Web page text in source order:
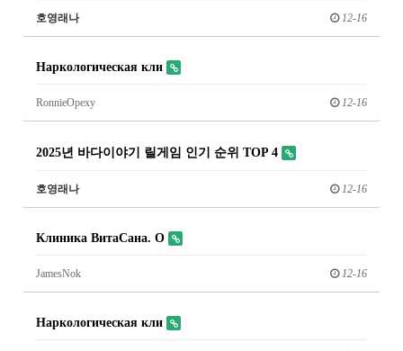
호영래나 12-16
Наркологическая кли
RonnieOpexy 12-16
2025년 바다이야기 릴게임 인기 순위 TOP 4
호영래나 12-16
Клиника ВитаСана. О
JamesNok 12-16
Наркологическая кли